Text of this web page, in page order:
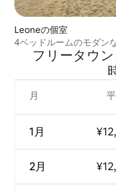
Leoneの個室
4ベッドルームのモダン
フリータウ
月
1月
2月